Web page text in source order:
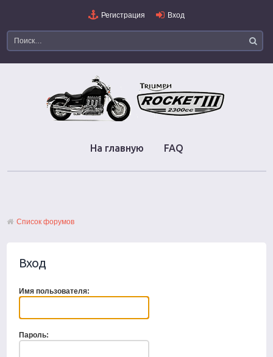
Регистрация Вход
На главную FAQ
Список форумов
Вход
Имя пользователя:
Пароль: